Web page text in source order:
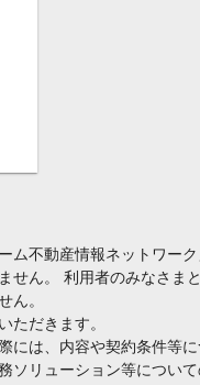
ム不動産情報ネットワー
せん。 利用者のみなさ
ん。
ただきます。
は、内容や契約条件等
ソリューション等につい